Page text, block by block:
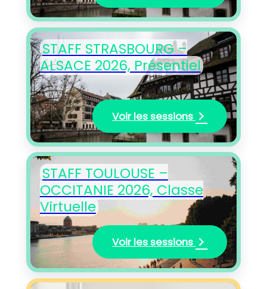
STAFF STRASBOURG –
ALSACE 2026, Présentiel
Voir les sessions
STAFF TOULOUSE –
OCCITANIE 2026, Classe
Virtuelle
Voir les sessions